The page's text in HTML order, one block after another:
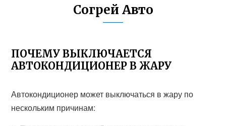
Согрей Авто
ПОЧЕМУ ВЫКЛЮЧАЕТСЯ
АВТОКОНДИЦИОНЕР В ЖАРУ
Автокондиционер может выключаться в жару по
нескольким причинам: